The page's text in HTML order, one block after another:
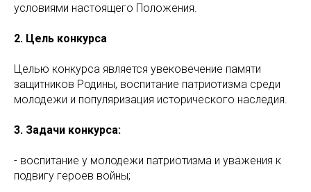
условиями настоящего Положения.
2. Цель конкурса
Целью конкурса является увековечение памяти
защитников Родины, воспитание патриотизма среди
молодежи и популяризация исторического наследия.
3. Задачи конкурса:
- воспитание у молодежи патриотизма и уважения к
подвигу героев войны;